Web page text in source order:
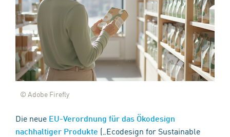
© Adobe Firefly
Die neue EU-Verordnung für das Ökodesign
nachhaltiger Produkte („Ecodesign for Sustainable